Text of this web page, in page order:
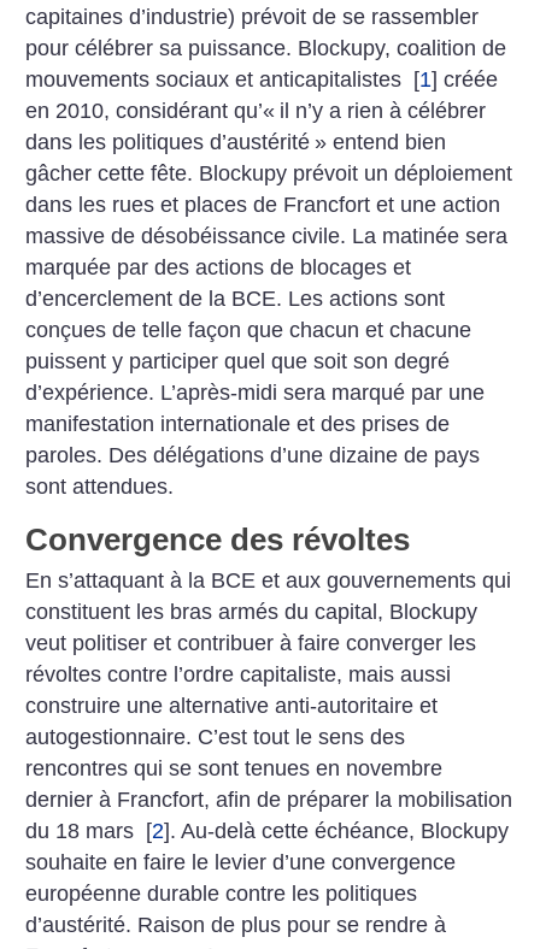
capitaines d’industrie) prévoit de se rassembler
pour célébrer sa puissance. Blockupy, coalition de
mouvements sociaux et anticapitalistes [1] créée
en 2010, considérant qu’« il n’y a rien à célébrer
dans les politiques d’austérité » entend bien
gâcher cette fête. Blockupy prévoit un déploiement
dans les rues et places de Francfort et une action
massive de désobéissance civile. La matinée sera
marquée par des actions de blocages et
d’encerclement de la BCE. Les actions sont
conçues de telle façon que chacun et chacune
puissent y participer quel que soit son degré
d’expérience. L’après-midi sera marqué par une
manifestation internationale et des prises de
paroles. Des délégations d’une dizaine de pays
sont attendues.
Convergence des révoltes
En s’attaquant à la BCE et aux gouvernements qui
constituent les bras armés du capital, Blockupy
veut politiser et contribuer à faire converger les
révoltes contre l’ordre capitaliste, mais aussi
construire une alternative anti-autoritaire et
autogestionnaire. C’est tout le sens des
rencontres qui se sont tenues en novembre
dernier à Francfort, afin de préparer la mobilisation
du 18 mars [2]. Au-delà cette échéance, Blockupy
souhaite en faire le levier d’une convergence
européenne durable contre les politiques
d’austérité. Raison de plus pour se rendre à